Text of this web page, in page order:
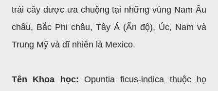
trái cây được ưa chuộng tại những vùng Nam Âu
châu, Bắc Phi châu, Tây Á (Ấn độ), Úc, Nam và
Trung Mỹ và dĩ nhiên là Mexico.
Tên Khoa học: Opuntia ficus-indica thuộc họ